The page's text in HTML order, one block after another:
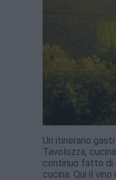
Un itinerario
Tavolozza,
continuo fatto di
cucina. Qui il